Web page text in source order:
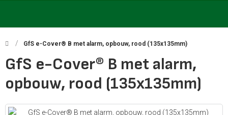
GfS e-Cover® B met alarm, opbouw, rood (135x135mm)
GfS e-Cover® B met alarm,
opbouw, rood (135x135mm)